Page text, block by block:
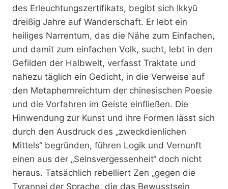
des Erleuchtungszertifikats, begibt sich Ikkyū
dreißig Jahre auf Wanderschaft. Er lebt ein
heiliges Narrentum, das die Nähe zum Einfachen,
und damit zum einfachen Volk, sucht, lebt in den
Gefilden der Halbwelt, verfasst Traktate und
nahezu täglich ein Gedicht, in die Verweise auf
den Metaphernreichtum der chinesischen Poesie
und die Vorfahren im Geiste einfließen. Die
Hinwendung zur Kunst und ihre Formen lässt sich
durch den Ausdruck des „zweckdienlichen
Mittels“ begründen, führen Logik und Vernunft
einen aus der „Seinsvergessenheit“ doch nicht
heraus. Tatsächlich rebelliert Zen „gegen die
Tyrannei der Sprache, die das Bewusstsein